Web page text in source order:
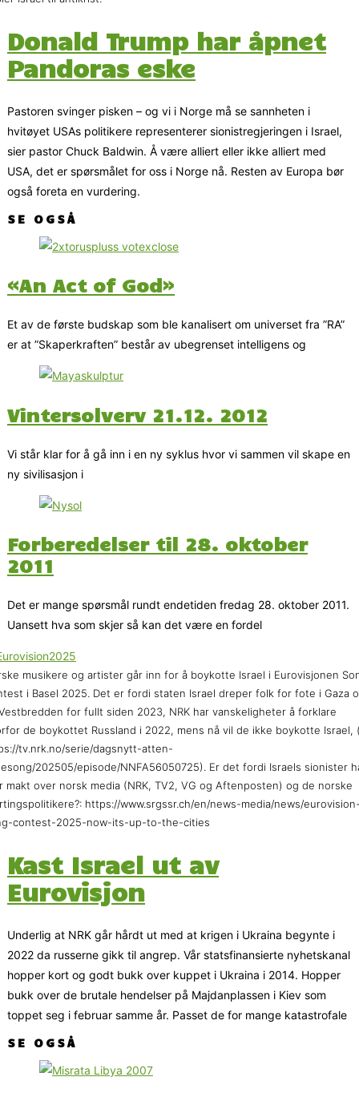
Donald Trump har åpnet
Pandoras eske
Pastoren svinger pisken – og vi i Norge må se sannheten i
hvitøyet USAs politikere representerer sionistregjeringen i Israel,
sier pastor Chuck Baldwin. Å være alliert eller ikke alliert med
USA, det er spørsmålet for oss i Norge nå. Resten av Europa bør
også foreta en vurdering.
SE OGSÅ
«An Act of God»
Et av de første budskap som ble kanalisert om universet fra ”RA”
er at ”Skaperkraften” består av ubegrenset intelligens og
Vintersolverv 21.12. 2012
Vi står klar for å gå inn i en ny syklus hvor vi sammen vil skape en
ny sivilisasjon i
Forberedelser til 28. oktober
2011
Det er mange spørsmål rundt endetiden fredag 28. oktober 2011.
Uansett hva som skjer så kan det være en fordel
musikere og artister går inn for å boykotte Israel i Eurovisjonen
i Basel 2025. Det er fordi staten Israel dreper folk for fote i Gaza
for fullt siden 2023, NRK har vanskeligheter å forklare
de boykottet Russland i 2022, mens nå vil de ikke boykotte Israel,
tv.nrk.no/serie/dagsnytt-atten-
202505/episode/NNFA56050725). Er det fordi Israels sionister
makt over norsk media (NRK, TV2, VG og Aftenposten) og de norske
https://www.srgssr.ch/en/news-media/news/
contest-2025-now-its-up-to-the-cities
Kast Israel ut av
Eurovisjon
Underlig at NRK går hårdt ut med at krigen i Ukraina begynte i
2022 da russerne gikk til angrep. Vår statsfinansierte nyhetskanal
hopper kort og godt bukk over kuppet i Ukraina i 2014. Hopper
bukk over de brutale hendelser på Majdanplassen i Kiev som
toppet seg i februar samme år. Passet de for mange katastrofale
SE OGSÅ